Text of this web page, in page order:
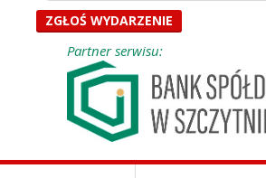
ZGŁOŚ WYDARZENIE
Partner serwisu: